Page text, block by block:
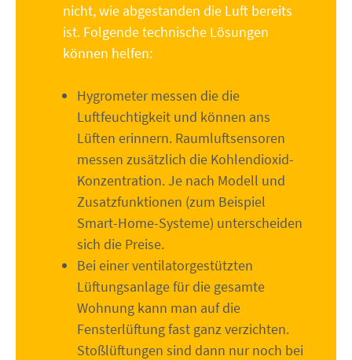
nicht, wie abgestanden die Luft bereits
ist. Folgende technische Lösungen
können helfen:
Hygrometer messen die die
Luftfeuchtigkeit und können ans
Lüften erinnern. Raumluftsensoren
messen zusätzlich die Kohlendioxid-
Konzentration. Je nach Modell und
Zusatzfunktionen (zum Beispiel
Smart-Home-Systeme) unterscheiden
sich die Preise.
Bei einer ventilatorgestützten
Lüftungsanlage für die gesamte
Wohnung kann man auf die
Fensterlüftung fast ganz verzichten.
Stoßlüftungen sind dann nur noch bei